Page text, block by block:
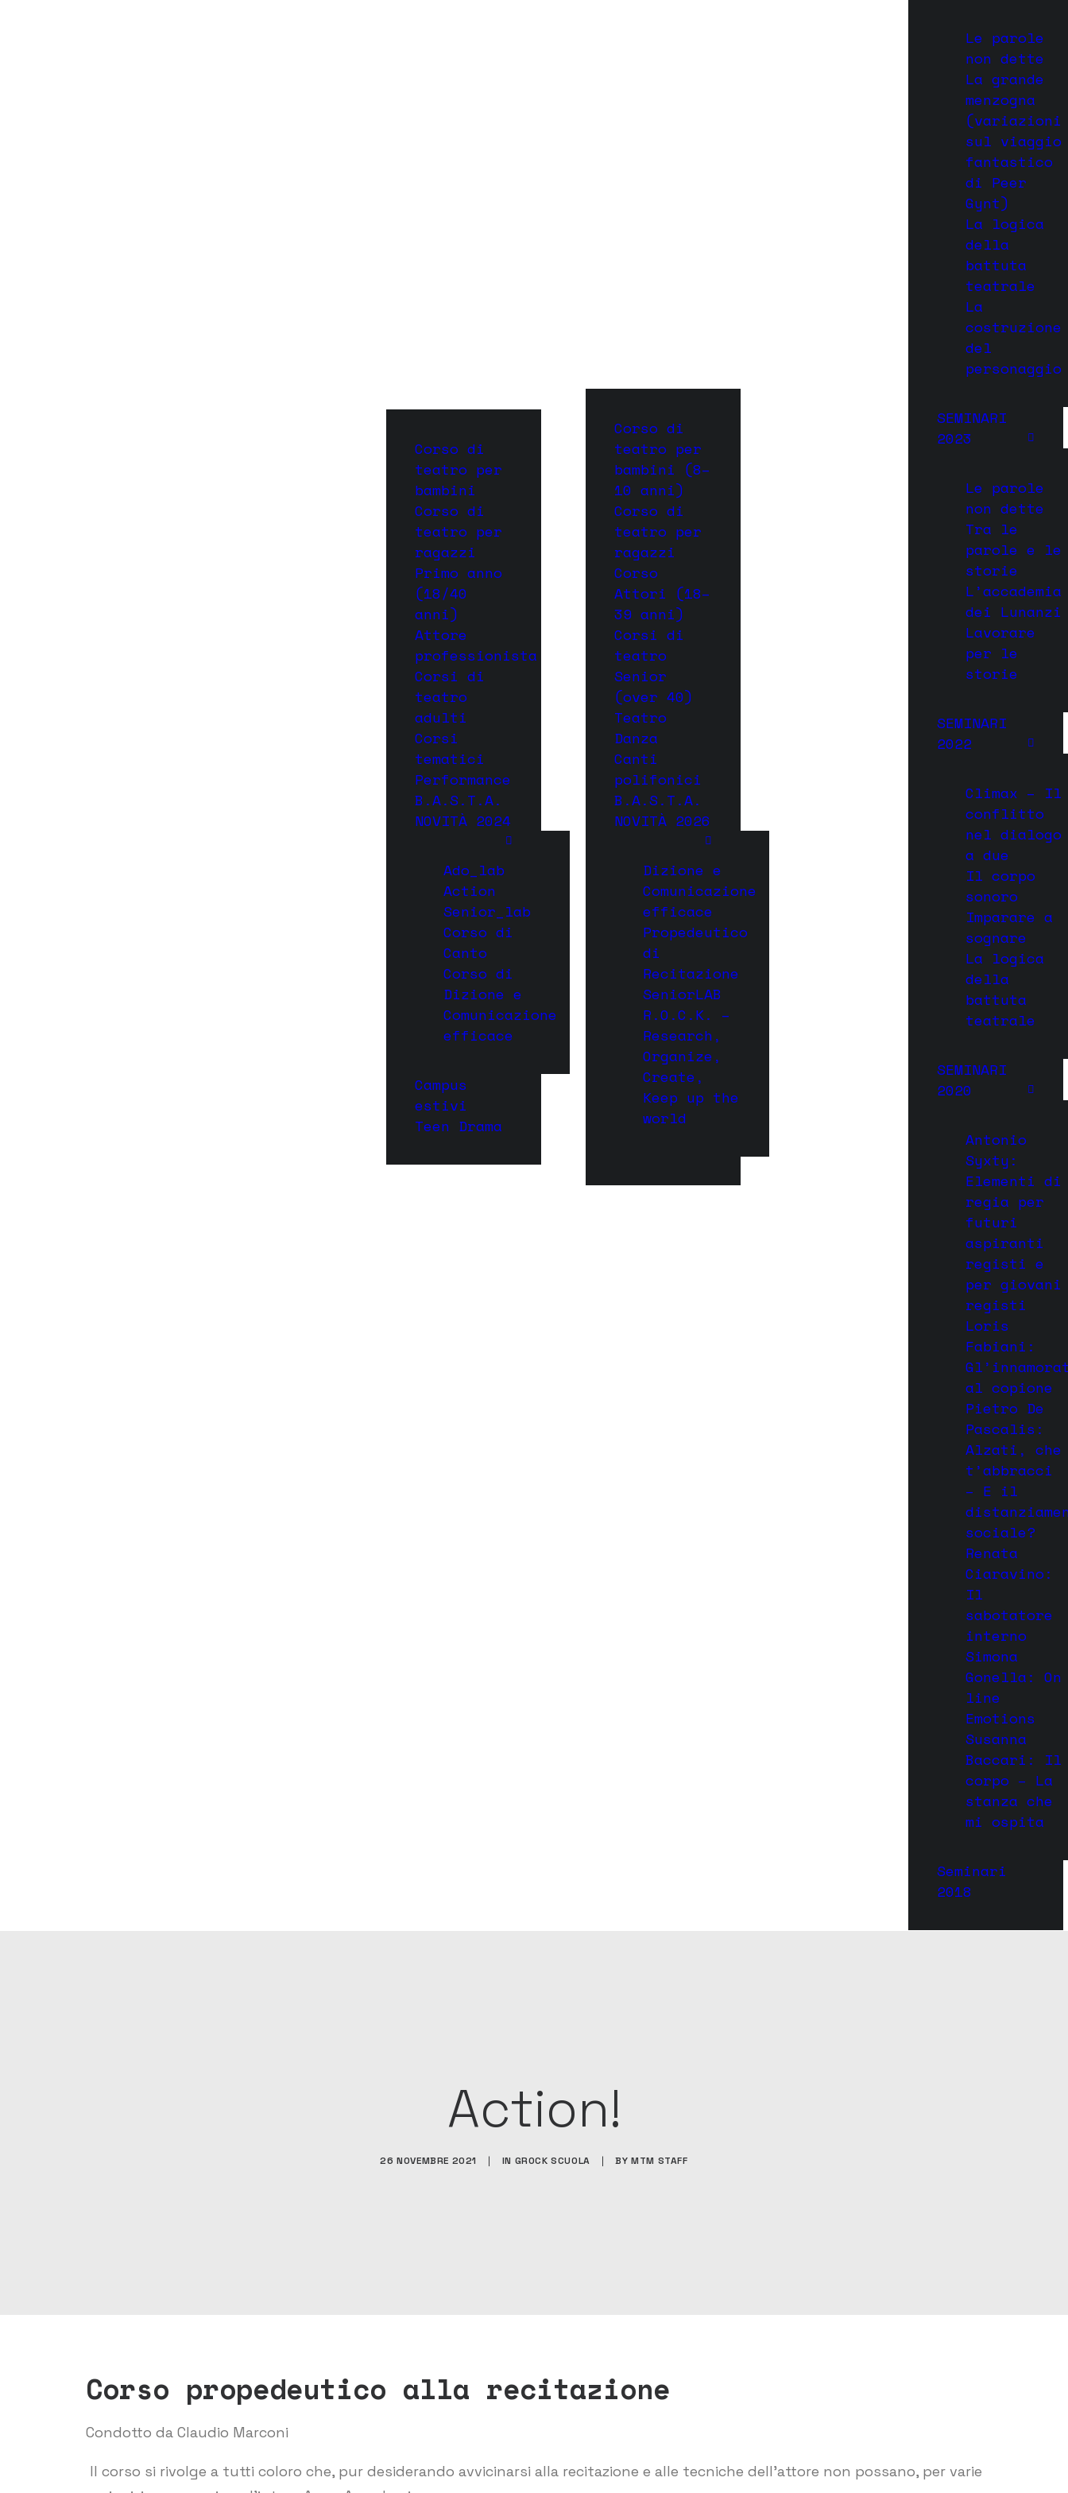
Corso di
teatro per
bambini
Corso di
teatro per
ragazzi
Primo anno
(18/40
anni)
Attore
professionista
Corsi di
teatro
adulti
Corsi
tematici
Performance
B.A.S.T.A.
NOVITÀ 2024
Ado_lab
Action
Senior_lab
Corso di
Canto
Corso di
Dizione e
Comunicazione
efficace
Campus
estivi
Teen Drama
Corso di
teatro per
bambini (8–
10 anni)
Corso di
teatro per
ragazzi
Corso
Attori (18–
39 anni)
Corsi di
teatro
Senior
(over 40)
Teatro
Danza
Canti
polifonici
B.A.S.T.A.
NOVITÀ 2026
Dizione e
Comunicazione
efficace
Propedeutico
di
Recitazione
SeniorLAB
R.O.C.K. –
Research,
Organize,
Create,
Keep up the
world
Le parole
non dette
La grande
menzogna
(variazioni
sul viaggio
fantastico
di Peer
Gynt)
La logica
della
battuta
teatrale
La
costruzione
del
personaggio
SEMINARI
2023
Le parole
non dette
Tra le
parole e le
storie
L’accademia
dei Lunanzi
Lavorare
per le
storie
SEMINARI
2022
Climax – Il
conflitto
nel dialogo
a due
Il corpo
sonoro
Imparare a
sognare
La logica
della
battuta
teatrale
SEMINARI
2020
Antonio
Syxty:
Elementi di
regia per
futuri
aspiranti
registi e
per giovani
registi
Loris
Fabiani:
al copione
Pietro De
Pascalis:
Alzati, che
t’abbracci
– E il
sociale?
Renata
Ciaravino:
Il
sabotatore
interno
Simona
Gonella: On
line
Emotions
Susanna
Baccari: Il
corpo – La
stanza che
mi ospita
Seminari
2018
Action!
26 NOVEMBRE 2021 | IN GROCK SCUOLA | BYMTM STAFF
Corso propedeutico alla recitazione
Condotto da Claudio Marconi
Il corso si rivolge a tutti coloro che, pur desiderando avvicinarsi alla recitazione e alle tecniche dell’attore non possano, per varie